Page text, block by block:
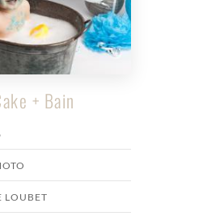
+ Bain
LOUBET